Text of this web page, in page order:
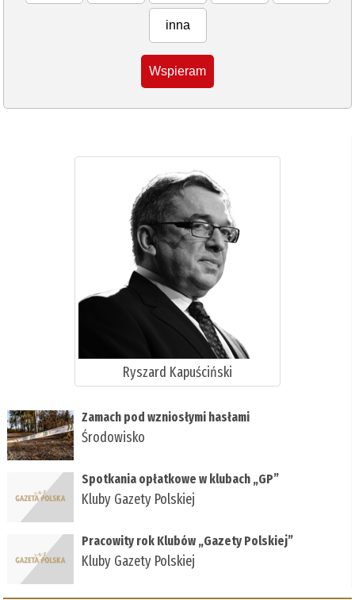
inna
Wspieram
Ryszard Kapuściński
Zamach pod wzniosłymi hasłami
Środowisko
Spotkania opłatkowe w klubach „GP”
Kluby Gazety Polskiej
Pracowity rok Klubów „Gazety Polskiej”
Kluby Gazety Polskiej